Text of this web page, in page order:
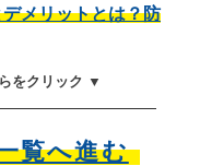
メリットとは？防
をクリック ▼
覧へ進む